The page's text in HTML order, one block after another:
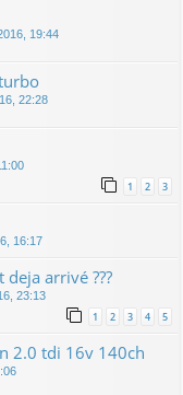
19:44
22:28
1 2 3
16:17
arrivé ???
23:13
1 2 3 4 5
2.0 tdi 16v 140ch